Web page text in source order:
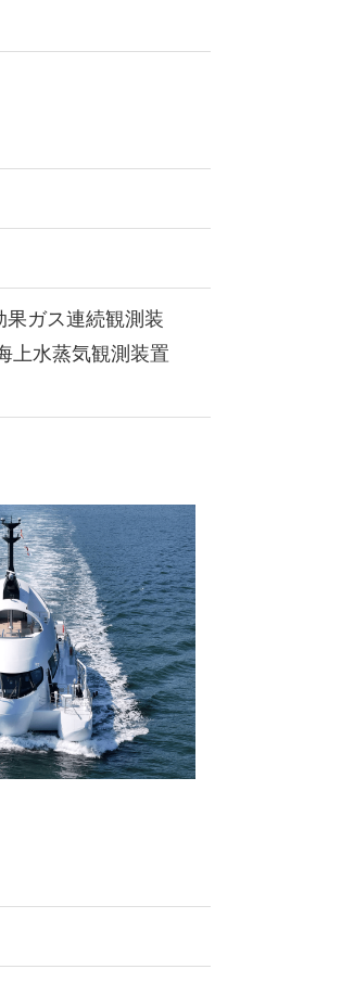
ガス連続観測装
上水蒸気観測装置